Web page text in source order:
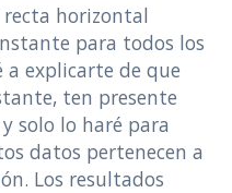
horizontal
para todos los
a explicarte de que
ten presente
solo lo haré para
datos pertenecen a
Los resultados